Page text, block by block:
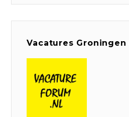
Vacatures Groningen